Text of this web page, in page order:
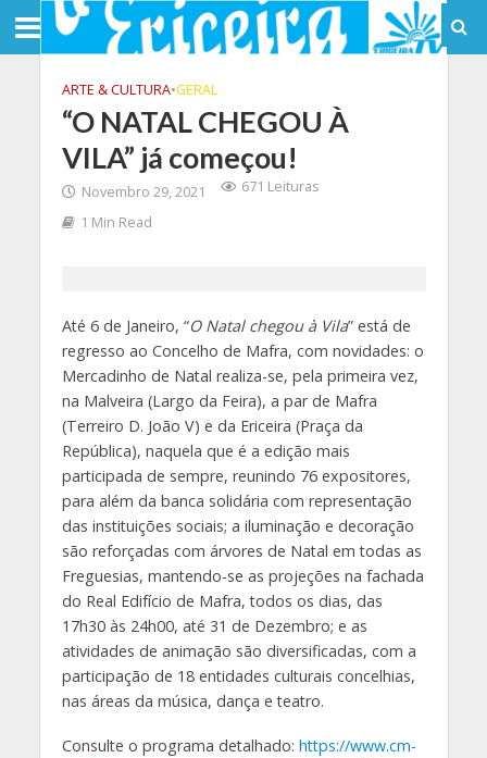
ARTE & CULTURA•GERAL
“O NATAL CHEGOU À
VILA” já começou!
Novembro 29, 2021
671 Leituras
1 Min Read
Até 6 de Janeiro, “O Natal chegou à Vila” está de
regresso ao Concelho de Mafra, com novidades: o
Mercadinho de Natal realiza-se, pela primeira vez,
na Malveira (Largo da Feira), a par de Mafra
(Terreiro D. João V) e da Ericeira (Praça da
República), naquela que é a edição mais
participada de sempre, reunindo 76 expositores,
para além da banca solidária com representação
das instituições sociais; a iluminação e decoração
são reforçadas com árvores de Natal em todas as
Freguesias, mantendo-se as projeções na fachada
do Real Edifício de Mafra, todos os dias, das
17h30 às 24h00, até 31 de Dezembro; e as
atividades de animação são diversificadas, com a
participação de 18 entidades culturais concelhias,
nas áreas da música, dança e teatro.
Consulte o programa detalhado: https://www.cm-